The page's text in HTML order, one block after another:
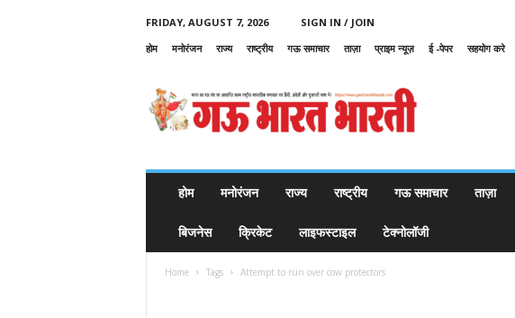
FRIDAY, AUGUST 7, 2026
SIGN IN / JOIN
होम
मनोरंजन राज्य राष्ट्रीय गऊ समाचार ताज़ा प्राइम न्यूज़ ई -पेपर सहयोग करे
u
होम
मनोरंजन राज्य राष्ट्रीय गऊ समाचार ताज़ा
बिजनेस क्रिकेट लाइफस्टाइल टेक्नोलॉजी
Home Tags Attempt to run over cow protectors